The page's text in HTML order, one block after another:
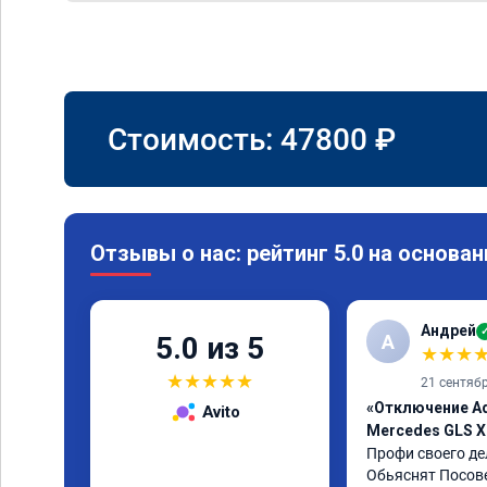
Стоимость: 47800 ₽
Отзывы о нас: рейтинг 5.0 на
5.0 из 5
★★★★★
Avito
А Андрей
★★★
21
«Отключение
Mercedes GLS
Профи своего
Обьяснят